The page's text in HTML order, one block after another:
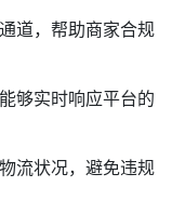
道，帮助商家合规
够实时响应平台的
流状况，避免违规